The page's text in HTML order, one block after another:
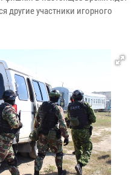
другие участники игорного